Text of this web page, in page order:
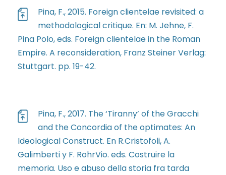
Pina, F., 2015. Foreign clientelae revisited: a
methodological critique. En: M. Jehne, F.
Pina Polo, eds. Foreign clientelae in the Roman
Empire. A reconsideration, Franz Steiner Verlag:
Stuttgart. pp. 19-42.
Pina, F., 2017. The ‘Tiranny’ of the Gracchi
and the Concordia of the optimates: An
Ideological Construct. En R.Cristofoli, A.
Galimberti y F. RohrVio. eds. Costruire la
memoria. Uso e abuso della storia fra tarda